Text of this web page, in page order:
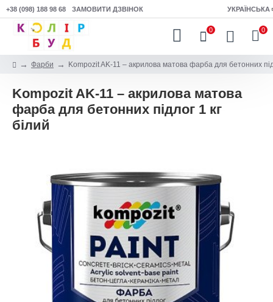
+38 (098) 188 98 68 ЗАМОВИТИ ДЗВІНОК УКРАЇНСЬКА
0 0
Фарби Kompozit AK-11 – акрилова матова фарба для бетонних
Kompozit AK-11 – акрилова матова
фарба для бетонних підлог 1 кг
білий